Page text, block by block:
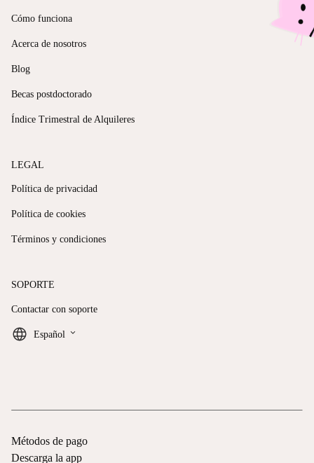
Cómo funciona
Acerca de nosotros
Blog
Becas postdoctorado
Índice Trimestral de Alquileres
LEGAL
Política de privacidad
Política de cookies
Términos y condiciones
SOPORTE
Contactar con soporte
Español keyboard_arrow_down
Métodos de pago
Descarga la app